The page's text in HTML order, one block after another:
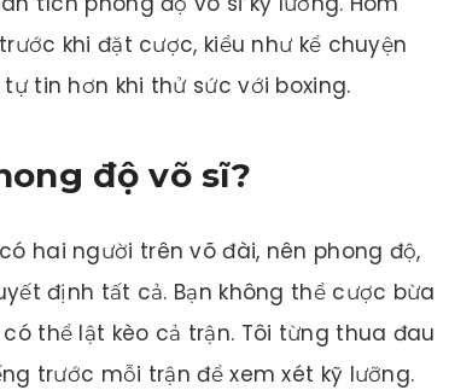
khi đặt cược, kiểu như kể chuyện
tin hơn khi thử sức với boxing.
độ võ sĩ?
hai người trên võ đài, nên phong độ,
định tất cả. Bạn không thể cược bừa
thể lật kèo cả trận. Tôi từng thua đau
trước mỗi trận để xem xét kỹ lưỡng.